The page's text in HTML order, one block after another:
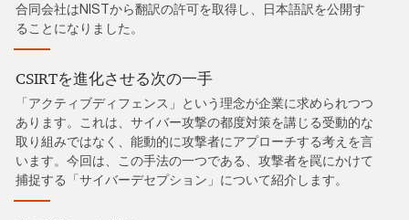
合同会社はNISTから翻訳の許可を取得し、日本語訳を公開す
ることになりました。
CSIRTを進化させる次の一手
「アクティブディフェンス」という理念が企業に求められつつ
あります。これは、サイバー攻撃の都度対策を講じる受動的な
取り組みではなく、能動的に攻撃者にアプローチする考えを言
います。今回は、この手法の一つである、攻撃者を罠にかけて
捕捉する「サイバーデセプション」について紹介します。